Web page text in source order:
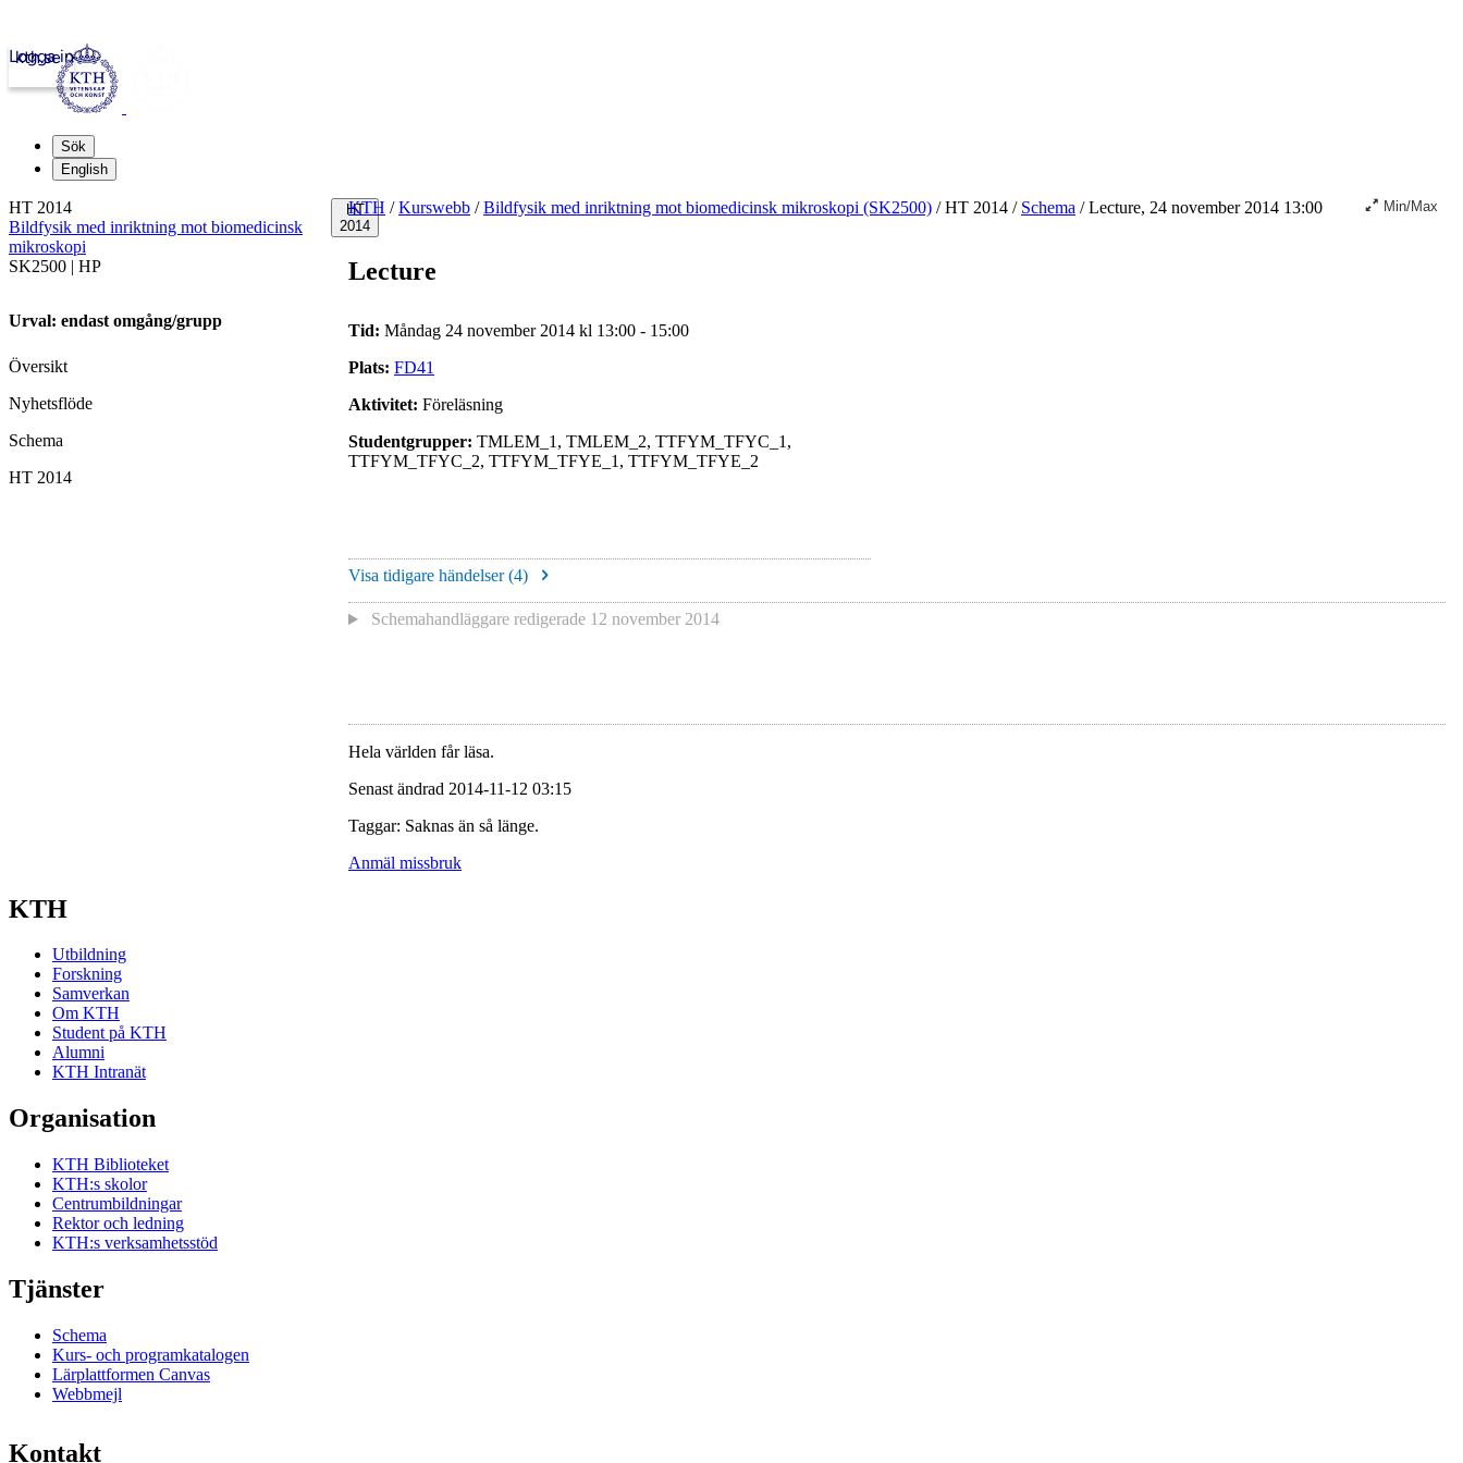
kth.se
Logga in
Sök
English
HT
2014
KTH / Kurswebb / Bildfysik med inriktning mot biomedicinsk mikroskopi (SK2500) /HT 2014 / Schema /Lecture, 24 november 2014 13:00 Min/Max
Lecture
Tid: Måndag 24 november 2014 kl 13:00 - 15:00
Plats: FD41
Aktivitet: Föreläsning
Studentgrupper: TMLEM_1, TMLEM_2, TTFYM_TFYC_1,
TTFYM_TFYC_2, TTFYM_TFYE_1, TTFYM_TFYE_2
Visa tidigare händelser (4)
Schemahandläggare redigerade 12 november 2014
Hela världen får läsa.
Senast ändrad 2014-11-12 03:15
Taggar: Saknas än så länge.
Anmäl missbruk
HT 2014
Bildfysik med inriktning mot biomedicinsk
mikroskopi
SK2500 | HP
Urval: endast omgång/grupp
Översikt
Nyhetsflöde
Schema
HT 2014
KTH
Utbildning
Forskning
Samverkan
Om KTH
Student på KTH
Alumni
KTH Intranät
Organisation
KTH Biblioteket
KTH:s skolor
Centrumbildningar
Rektor och ledning
KTH:s verksamhetsstöd
Tjänster
Schema
Kurs- och programkatalogen
Lärplattformen Canvas
Webbmejl
Kontakt